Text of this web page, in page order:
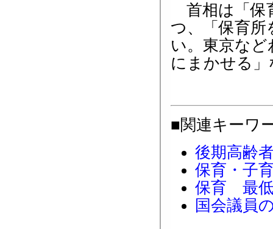
首相は「保
つ、「保育
い。東京な
にまかせる
■関連キーワ
後期高齢
保育・子
保育 最
国会議員